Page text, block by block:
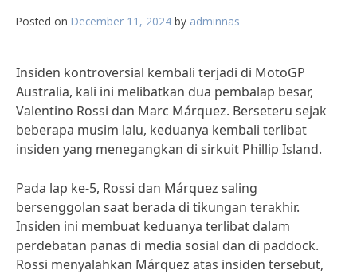
Posted on December 11, 2024 by adminnas
Insiden kontroversial kembali terjadi di MotoGP
Australia, kali ini melibatkan dua pembalap besar,
Valentino Rossi dan Marc Márquez. Berseteru sejak
beberapa musim lalu, keduanya kembali terlibat
insiden yang menegangkan di sirkuit Phillip Island.
Pada lap ke-5, Rossi dan Márquez saling
bersenggolan saat berada di tikungan terakhir.
Insiden ini membuat keduanya terlibat dalam
perdebatan panas di media sosial dan di paddock.
Rossi menyalahkan Márquez atas insiden tersebut,